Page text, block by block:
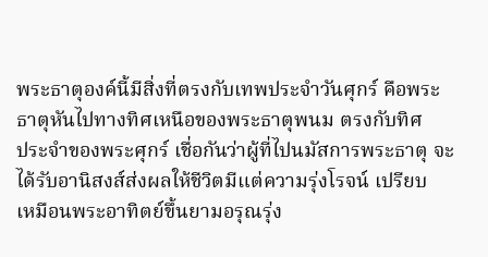
พระธาตุองค์นี้มีสิ่งที่ตรงกับเทพประจำวันศุกร์ คือพระ
ธาตุหันไปทางทิศเหนือของพระธาตุพนม ตรงกับทิศ
ประจำของพระศุกร์ เชื่อกันว่าผู้ที่ไปนมัสการพระธาตุ จะ
ได้รับอานิสงส์ส่งผลให้ชีวิตมีแต่ความรุ่งโรจน์ เปรียบ
เหมือนพระอาทิตย์ขึ้นยามอรุณรุ่ง